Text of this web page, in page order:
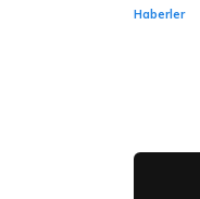
Haberler